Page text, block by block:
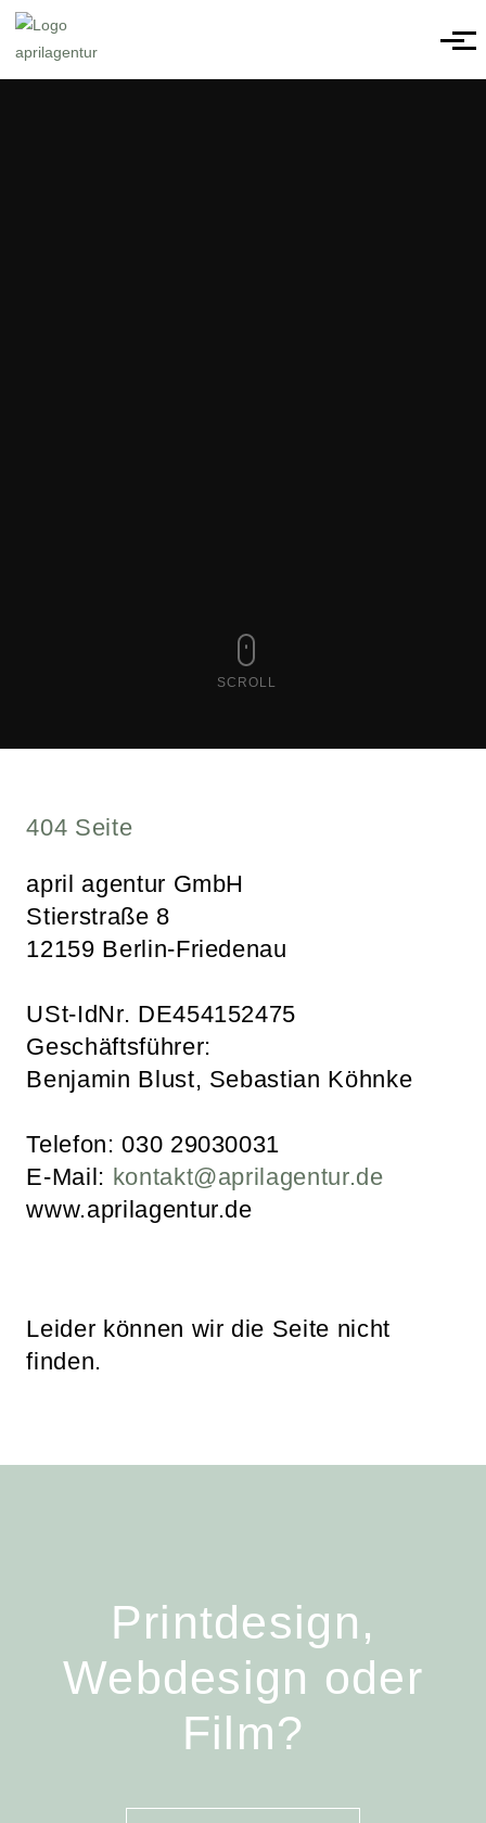
SCROLL
404 Seite
april agentur GmbH
Stierstraße 8
12159 Berlin-Friedenau
USt-IdNr. DE454152475
Geschäftsführer:
Benjamin Blust, Sebastian Köhnke
Telefon: 030 29030031
E-Mail: kontakt@aprilagentur.de
www.aprilagentur.de
Leider können wir die Seite nicht
finden.
Printdesign,
Webdesign oder
Film?